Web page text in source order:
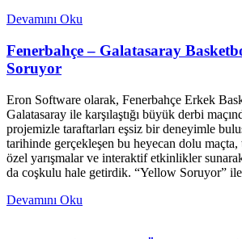
Devamını Oku
Fenerbahçe – Galatasaray
Soruyor
Eron Software olarak, Fenerbahçe Erkek
Galatasaray ile karşılaştığı büyük derbi
projemizle taraftarları eşsiz bir deneyimle
tarihinde gerçekleşen bu heyecan dolu maçta,
özel yarışmalar ve interaktif etkinlikler
da coşkulu hale getirdik. “Yellow Soruyor” ile
Devamını Oku